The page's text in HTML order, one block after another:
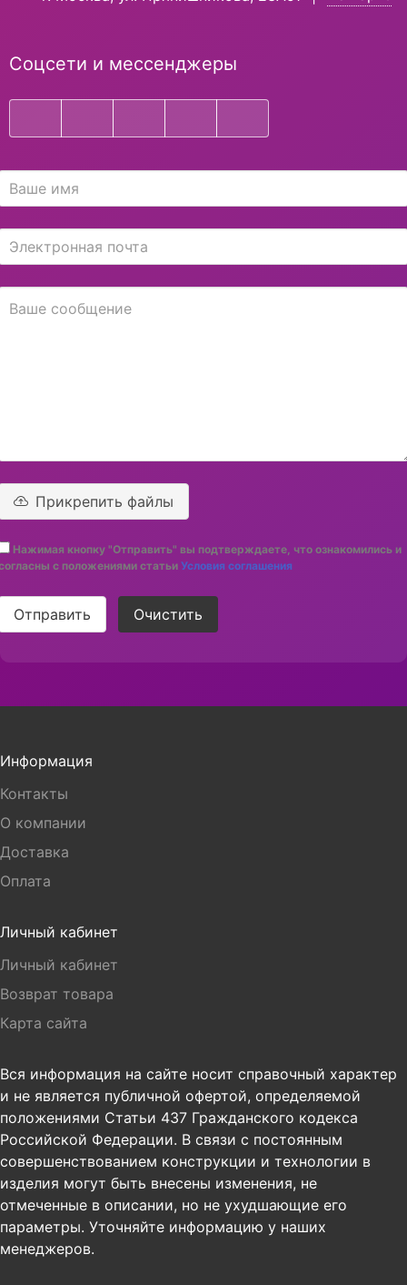
Соцсети и мессенджеры
Прикрепить файлы
Нажимая кнопку "Отправить" вы подтверждаете, что ознакомились и
с положениями статьи Условия соглашения
Отправить Очистить
Информация
Контакты
О компании
Доставка
Оплата
Личный кабинет
Личный кабинет
Возврат товара
Карта сайта
Вся информация на сайте носит справочный характер
и не является публичной офертой, определяемой
положениями Статьи 437 Гражданского кодекса
Российской Федерации. В связи с постоянным
совершенствованием конструкции и технологии в
изделия могут быть внесены изменения, не
отмеченные в описании, но не ухудшающие его
параметры. Уточняйте информацию у наших
менеджеров.